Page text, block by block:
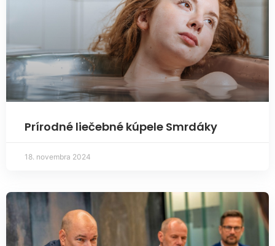
Prírodné liečebné kúpele Smrdáky
18. novembra 2024